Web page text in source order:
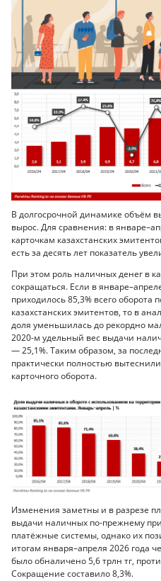
В долгосрочной динамике объём
вырос. Для сравнения: в
карточкам казахстанских
есть за десять лет показатель
При этом роль наличных денег в
сокращаться. Если в
приходилось 85,3% всего оборота
казахстанских эмитентов, то в
доля уменьшилась до рекордно
2020-м удельный вес выдачи
— 25,1%. Таким образом, за
практически полностью
карточного оборота.
Изменения заметны и в разрезе
выдачи наличных по-прежнему
платёжные системы, однако их
итогам января–апреля 2026 года
было обналичено 5,6 трлн тг,
Сокращение составило 8,3%.